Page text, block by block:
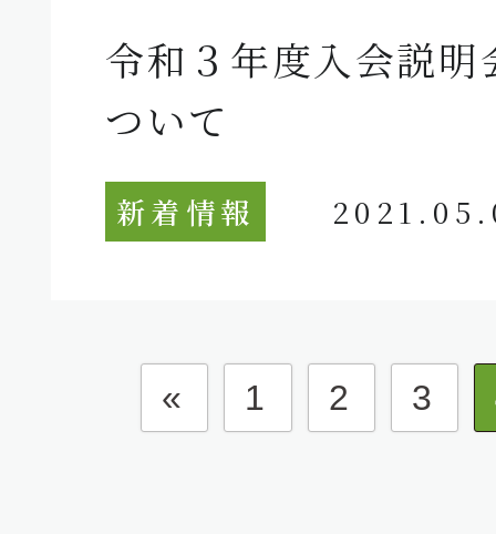
令和３年度入会説
ついて
新着情報
« 1 2 3